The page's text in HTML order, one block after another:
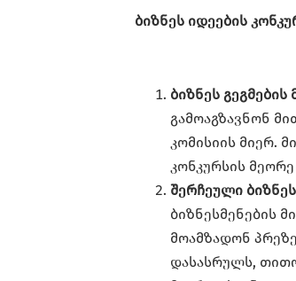
ბიზნეს იდეების
ბიზნეს გეგმების
გამოაგზავნონ
კომისიის მიერ.
კონკურსის
შერჩეული
ბიზნესმენების
მოამზადონ
დასასრულს,